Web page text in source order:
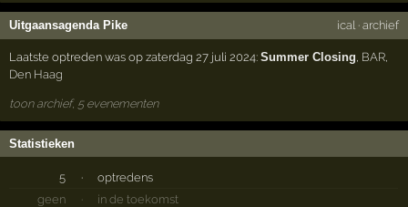
Uitgaansagenda Pike ical· archief
Laatste optreden was op zaterdag 27 juli 2024:Summer Closing BAR
Den Haag
toon archief, 5 evenementen
Statistieken
5 ·
optredens
geen
· in de toekomst